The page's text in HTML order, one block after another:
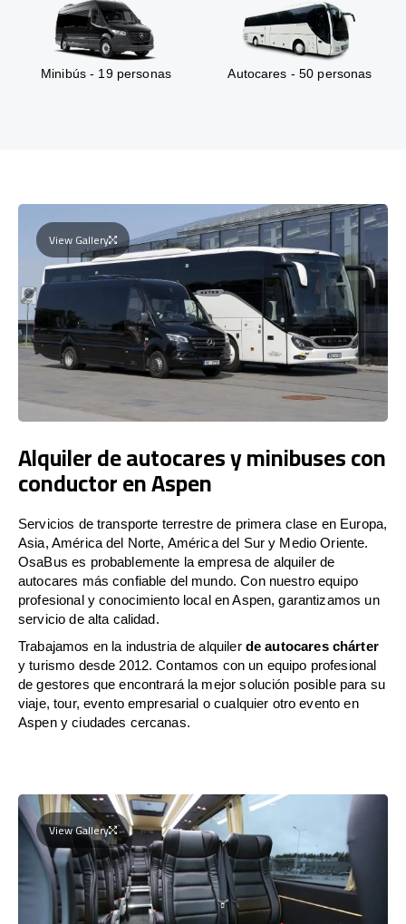
Minibús - 19 personas Autocares - 50 personas
View Gallery
Alquiler de autocares y minibuses con
conductor en Aspen
Servicios de transporte terrestre de primera clase en Europa,
Asia, América del Norte, América del Sur y Medio Oriente.
OsaBus es probablemente la empresa de alquiler de
autocares más confiable del mundo. Con nuestro equipo
profesional y conocimiento local en Aspen, garantizamos un
servicio de alta calidad.
Trabajamos en la industria de alquiler de autocares chárter
y turismo desde 2012. Contamos con un equipo profesional
de gestores que encontrará la mejor solución posible para su
viaje, tour, evento empresarial o cualquier otro evento en
Aspen y ciudades cercanas.
View Gallery